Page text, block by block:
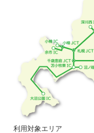
利用対象エリア